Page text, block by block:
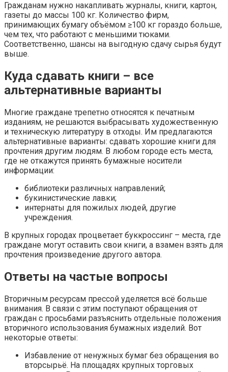
Гражданам нужно накапливать журналы, книги, картон,
газеты до массы 100 кг. Количество фирм,
принимающих бумагу объёмом ≥100 кг гораздо больше,
чем тех, что работают с меньшими тюками.
Соответственно, шансы на выгодную сдачу сырья будут
выше.
Куда сдавать книги – все
альтернативные варианты
Многие граждане трепетно относятся к печатным
изданиям, не решаются выбрасывать художественную
и техническую литературу в отходы. Им предлагаются
альтернативные варианты: сдавать хорошие книги для
прочтения другим людям. В любом городе есть места,
где не откажутся принять бумажные носители
информации:
библиотеки различных направлений;
букинистические лавки;
интернаты для пожилых людей, другие
учреждения.
В крупных городах процветает буккроссинг – места, где
граждане могут оставить свои книги, а взамен взять для
прочтения произведение другого автора.
Ответы на частые вопросы
Вторичным ресурсам прессой уделяется всё больше
внимания. В связи с этим поступают обращения от
граждан с просьбами разъяснить отдельные положения
вторичного использования бумажных изделий. Вот
некоторые ответы:
Избавление от ненужных бумаг без обращения во
вторсырьё. На площадях крупных торговых